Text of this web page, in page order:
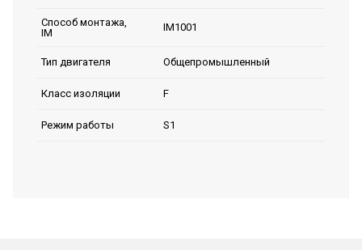
Способ монтажа,
IM
IM1001
Тип двигателя Общепромышленный
Класс изоляции F
Режим работы S1